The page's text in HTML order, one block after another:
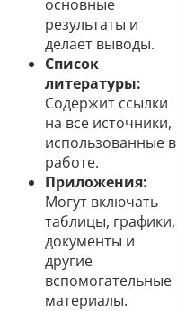
основные
результаты и
делает выводы.
Список
литературы:
Содержит ссылки
на все источники,
использованные в
работе.
Приложения:
Могут включать
таблицы, графики,
документы и
другие
вспомогательные
материалы.